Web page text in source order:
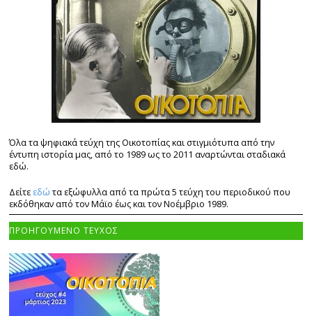
Όλα τα ψηφιακά τεύχη της Οικοτοπίας και στιγμιότυπα από την
έντυπη ιστορία μας, από το 1989 ως το 2011 αναρτώνται σταδιακά
εδώ.
Δείτε εδώ τα εξώφυλλα από τα πρώτα 5 τεύχη του περιοδικού που
εκδόθηκαν από τον Μάϊο έως και τον Νοέμβριο 1989.
ΠΡΟΗΓΟΥΜΕΝΟ ΤΕΥΧΟΣ